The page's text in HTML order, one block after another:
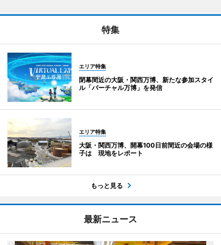
特集
エリア特集
閉幕間近の大阪・関西万博、新たな参加スタイ
ル「バーチャル万博」を発信
エリア特集
大阪・関西万博、開幕100日前間近の会場の様
子は 現地をレポート
もっと見る
最新ニュース